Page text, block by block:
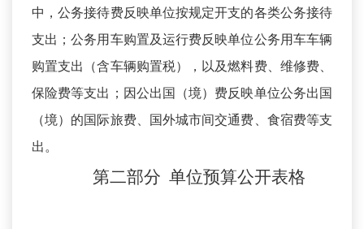
中，公务接待费反映单位按规定开支的各类公务接待
支出；公务用车购置及运行费反映单位公务用车车辆
购置支出（含车辆购置税），以及燃料费、维修费、
保险费等支出；因公出国（境）费反映单位公务出国
（境）的国际旅费、国外城市间交通费、食宿费等支
出。
第二部分 单位预算公开表格